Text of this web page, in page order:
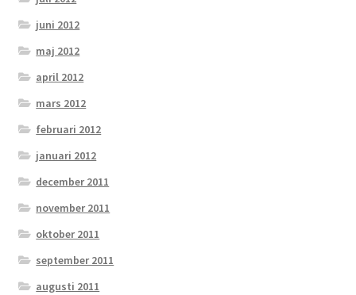
juni 2012
maj 2012
april 2012
mars 2012
februari 2012
januari 2012
december 2011
november 2011
oktober 2011
september 2011
augusti 2011